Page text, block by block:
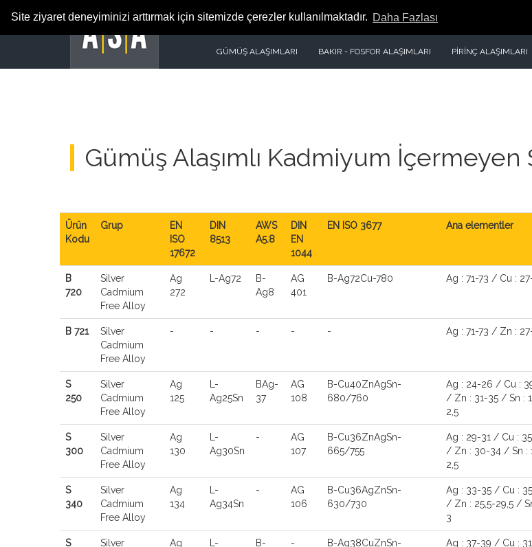
Site ziyaret deneyiminizi arttırmak için sitemizde çerezler kullanılmaktadır. Daha Fazlası
GÜMÜŞ ALAŞIMLARI BAKIR - FOSFOR ALAŞIMLARI PİRİNÇ ALAŞIMLARI
Gümüş Alaşımlı Kadmiyum
Ürün
Kodu
Grup
EN
ISO
17672
DIN
8513
AWS
A5.8
DIN
EN
1044
EN ISO 3677 Ana elementler
B
720
Silver
Cadmium
Free Alloy
Ag
272
L-Ag72
B-
Ag8
AG
401
B-Ag72Cu-780 Ag : 71-73 / Cu :
B 721
Silver
Cadmium
Free Alloy
- - - - - Ag : 71-73 / Zn :
S
250
Silver
Cadmium
Free Alloy
Ag
125
L-
Ag25Sn
BAg-
37
AG
108
B-Cu40ZnAgSn-
680/760
Ag : 24-26 / Cu :
/ Zn : 31-35 / Sn :
2,5
S
300
Silver
Cadmium
Free Alloy
Ag
130
L-
Ag30Sn
-
AG
107
B-Cu36ZnAgSn-
665/755
Ag : 29-31 / Cu :
/ Zn : 30-34 / Sn :
2,5
S
340
Silver
Cadmium
Free Alloy
Ag
134
L-
Ag34Sn
-
AG
106
B-Cu36AgZnSn-
630/730
Ag : 33-35 / Cu :
/ Zn : 25,5-29,5 /
3
S
Silver
Ag
L-
B-
-
B-Ag38CuZnSn-
Ag : 37-39 / Cu :